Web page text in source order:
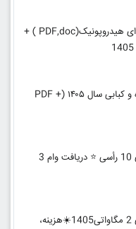
طرح توجیهی گلخانه فلفل دلمه‌ای هیدروپونیک(PDF,doc ) +
طرح توجیهی تولید زغال فشرده و کبابی سال ۱۴۰۵ (PDF +
طرح توجیهی پرورش گاو شیری 10 رأسی ⭐ دریافت وام 3
طرح توجیهی نیروگاه خورشیدی 2 مگاواتی1405☀️هزینه،